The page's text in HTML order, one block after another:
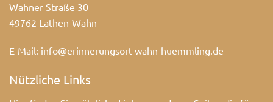
Wahner Straße 30
49762 Lathen-Wahn
E-Mail: info@erinnerungsort-wahn-huemmling.de
Nützliche Links